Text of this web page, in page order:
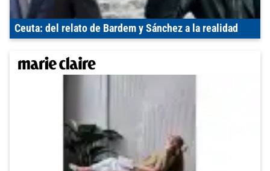
Ceuta: del relato de Bardem y Sánchez a la realidad